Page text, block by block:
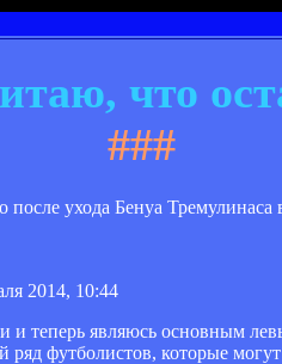
что
###
ухода Бенуа Тремулинаса
2014, 10:44
и теперь являюсь основным
футболистов, которые